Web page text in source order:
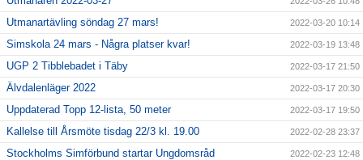
Utmanartävling söndag 27 mars! 2022-03-20 10:14
Simskola 24 mars - Några platser kvar! 2022-03-19 13:48
UGP 2 Tibblebadet i Täby 2022-03-17 21:50
Älvdalenläger 2022 2022-03-17 20:30
Uppdaterad Topp 12-lista, 50 meter 2022-03-17 19:50
Kallelse till Årsmöte tisdag 22/3 kl. 19.00 2022-02-28 23:37
Stockholms Simförbund startar Ungdomsråd 2022-02-23 12:48